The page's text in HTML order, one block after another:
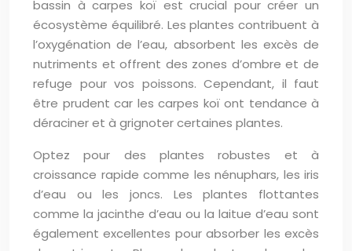
bassin à carpes koï est crucial pour créer un
écosystème équilibré. Les plantes contribuent à
l’oxygénation de l’eau, absorbent les excès de
nutriments et offrent des zones d’ombre et de
refuge pour vos poissons. Cependant, il faut
être prudent car les carpes koï ont tendance à
déraciner et à grignoter certaines plantes.
Optez pour des plantes robustes et à
croissance rapide comme les nénuphars, les iris
d’eau ou les joncs. Les plantes flottantes
comme la jacinthe d’eau ou la laitue d’eau sont
également excellentes pour absorber les excès